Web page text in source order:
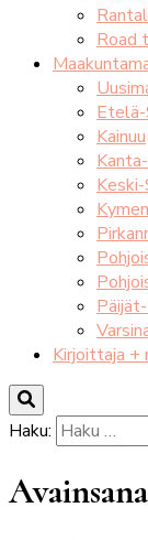
Road
Etelä-
Kainuu
Kirjoittaja +
Haku: